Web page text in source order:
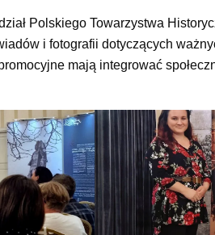
Polskiego Towarzystwa
i fotografii dotyczących
mają integrować